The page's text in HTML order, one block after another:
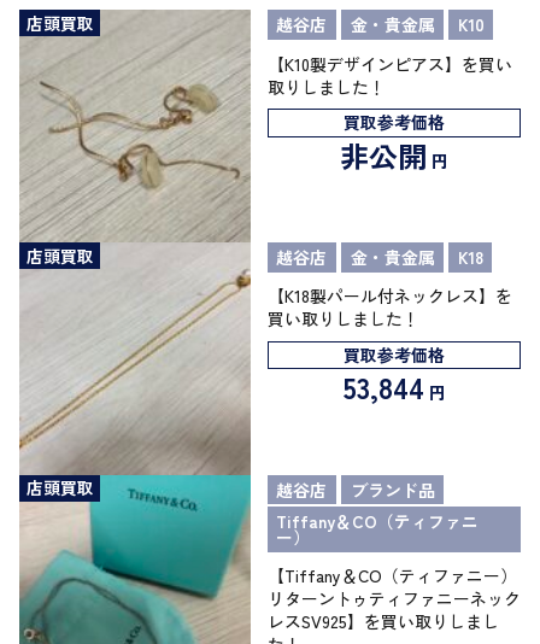
店頭買取 越谷店 金・貴金属
K10
【K10製デザインピアス】を買い
取りしました！
買取参考価格
非公開 円
店頭買取 越谷店 金・貴金属
K18
【K18製パール付ネックレス】を
買い取りしました！
買取参考価格
53,844 円
店頭買取 越谷店
ブランド品
Tiffany＆CO（ティファニ
ー）
【Tiffany＆CO（ティファニー）
リターントゥティファニーネック
レスSV925】を買い取りしまし